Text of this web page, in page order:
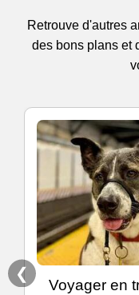
Retrouve d'autres
des bons plans et
❮
Voyager en